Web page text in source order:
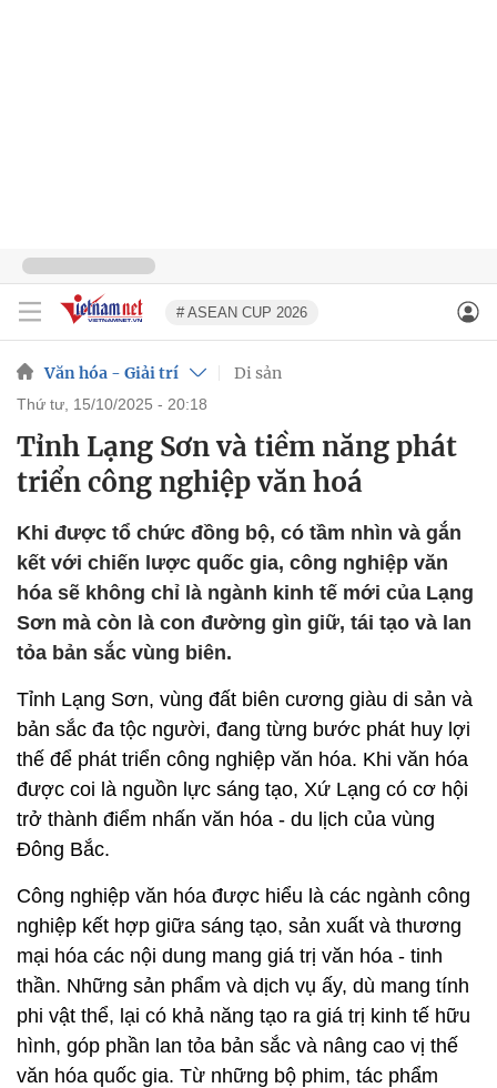
# ASEAN CUP 2026
Văn hóa - Giải trí Di sản
thứ tư, 15/10/2025 - 20:18
Tỉnh Lạng Sơn và tiềm năng phát
triển công nghiệp văn hoá
Khi được tổ chức đồng bộ, có tầm nhìn và gắn
kết với chiến lược quốc gia, công nghiệp văn
hóa sẽ không chỉ là ngành kinh tế mới của Lạng
Sơn mà còn là con đường gìn giữ, tái tạo và lan
tỏa bản sắc vùng biên.
Tỉnh Lạng Sơn, vùng đất biên cương giàu di sản và
bản sắc đa tộc người, đang từng bước phát huy lợi
thế để phát triển công nghiệp văn hóa. Khi văn hóa
được coi là nguồn lực sáng tạo, Xứ Lạng có cơ hội
trở thành điểm nhấn văn hóa - du lịch của vùng
Đông Bắc.
Công nghiệp văn hóa được hiểu là các ngành công
nghiệp kết hợp giữa sáng tạo, sản xuất và thương
mại hóa các nội dung mang giá trị văn hóa - tinh
thần. Những sản phẩm và dịch vụ ấy, dù mang tính
phi vật thể, lại có khả năng tạo ra giá trị kinh tế hữu
hình, góp phần lan tỏa bản sắc và nâng cao vị thế
văn hóa quốc gia. Từ những bộ phim, tác phẩm